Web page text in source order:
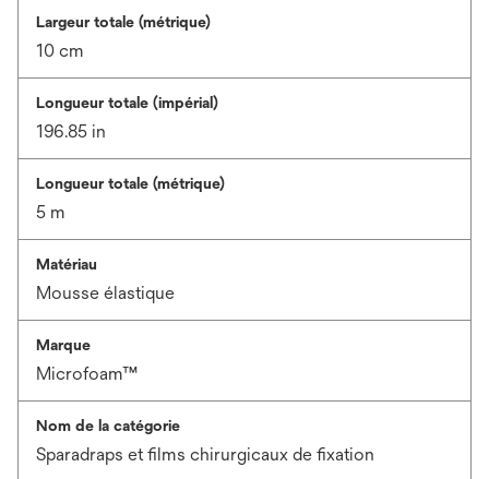
Largeur totale (métrique)
10 cm
Longueur totale (impérial)
196.85 in
Longueur totale (métrique)
5 m
Matériau
Mousse élastique
Marque
Microfoam™
Nom de la catégorie
Sparadraps et films chirurgicaux de fixation